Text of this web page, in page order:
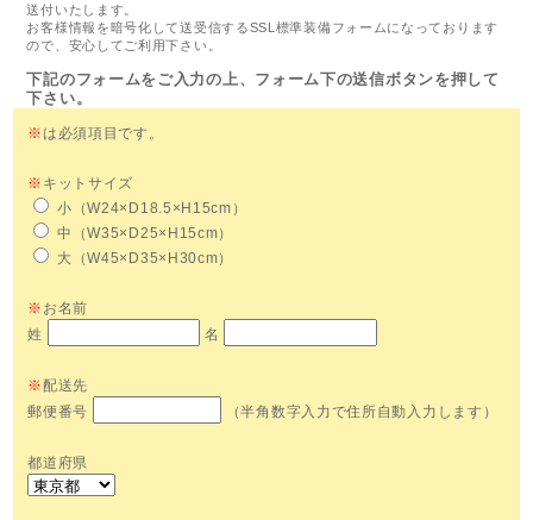
送付いたします。
お客様情報を暗号化して送受信するSSL標準装備フォームになっております
ので、安心してご利用下さい。
下記のフォームをご入力の上、フォーム下の送信ボタンを押して
下さい。
※ は必須項目です。
※ キットサイズ
小（W24×D18.5×H15cm）
中（W35×D25×H15cm）
大（W45×D35×H30cm）
※ お名前
姓
名
※ 配送先
郵便番号
（半角数字入力で住所自動入力します）
都道府県